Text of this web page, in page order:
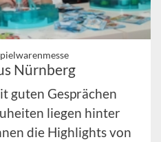
Nürnberg
guten Gesprächen
liegen hinter
die Highlights von